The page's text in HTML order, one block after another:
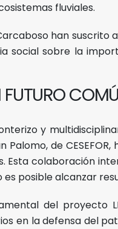
fluviales.
han
social sobre la
FUTURO
y
Palomo, de
colaboración
posible alcanzar
del proyecto
en la defensa del